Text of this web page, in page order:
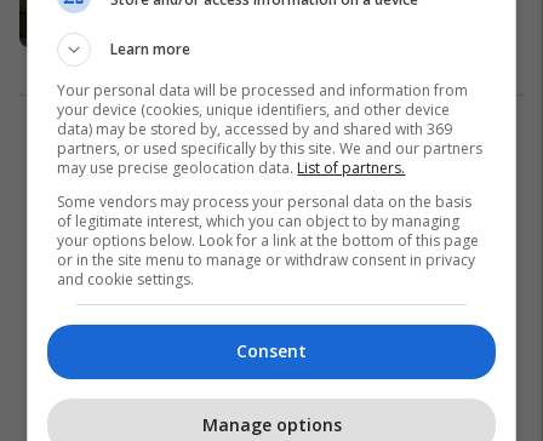
"Adolescence" – Sekretet e
TV / Film
2
Learn more
Your personal data will be processed and information from
your device (cookies, unique identifiers, and other device
data) may be stored by, accessed by and shared with 369
partners, or used specifically by this site. We and our partners
may use precise geolocation data. List of partners.
Some vendors may process your personal data on the basis
of legitimate interest, which you can object to by managing
your options below. Look for a link at the bottom of this page
or in the site menu to manage or withdraw consent in privacy
and cookie settings.
Consent
Manage options